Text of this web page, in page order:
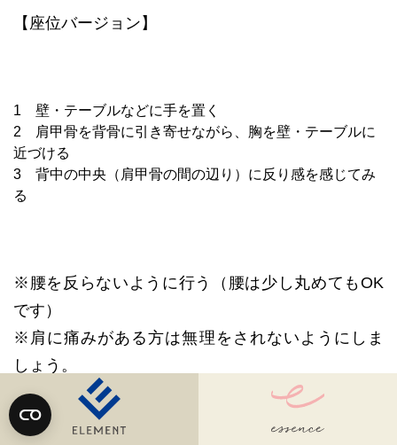
【座位バージョン】
1 壁・テーブルなどに手を置く
2 肩甲骨を背骨に引き寄せながら、胸を壁・テーブルに
近づける
3 背中の中央（肩甲骨の間の辺り）に反り感を感じてみ
る
※腰を反らないように行う（腰は少し丸めてもOK
です）
※肩に痛みがある方は無理をされないようにしま
しょう。